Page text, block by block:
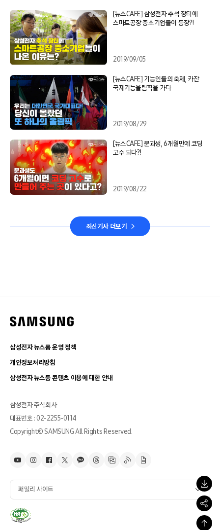
[뉴스CAFE] 삼성전자 추석 장터에
스마트공장 중소기업들이 등장?!
2019/09/05
[뉴스CAFE] 기능인들의 축제, 카잔
국제기능올림픽을 가다
2019/08/29
[뉴스CAFE] 문과생, 6개월만에 코딩
고수 되다?!
2019/08/22
최신기사 더보기
삼성전자 뉴스룸 운영 정책
개인정보처리방침
삼성전자 뉴스룸 콘텐츠 이용에 대한 안내
삼성전자 주식회사
대표번호 : 02-2255-0114
Copyright© SAMSUNG All Rights Reserved.
패밀리 사이트